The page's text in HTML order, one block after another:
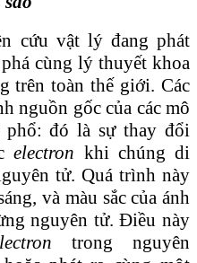
cứu vật lý đang phát
cùng lý thuyết khoa
trên toàn thế giới. Các
nguồn gốc của các mô
phổ: đó là sự thay đổi
electron khi chúng di
tử. Quá trình này
và màu sắc của ánh
nguyên tử. Điều này
trong nguyên